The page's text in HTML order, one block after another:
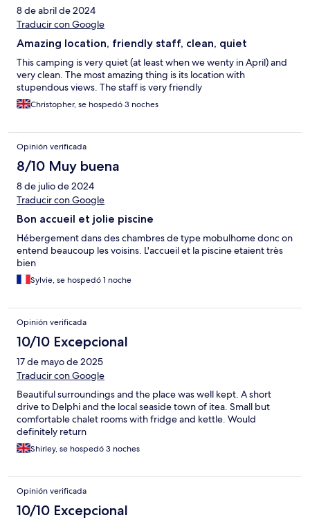
8 de abril de 2024
Traducir con Google
Amazing location, friendly staff, clean, quiet
This camping is very quiet (at least when we wenty in April) and
very clean. The most amazing thing is its location with
stupendous views. The staff is very friendly
Christopher, se hospedó 3 noches
Opinión verificada
8/10 Muy buena
8 de julio de 2024
Traducir con Google
Bon accueil et jolie piscine
Hébergement dans des chambres de type mobulhome donc on
entend beaucoup les voisins. L'accueil et la piscine etaient très
bien
Sylvie, se hospedó 1 noche
Opinión verificada
10/10 Excepcional
17 de mayo de 2025
Traducir con Google
Beautiful surroundings and the place was well kept. A short
drive to Delphi and the local seaside town of itea. Small but
comfortable chalet rooms with fridge and kettle. Would
definitely return
Shirley, se hospedó 3 noches
Opinión verificada
10/10 Excepcional